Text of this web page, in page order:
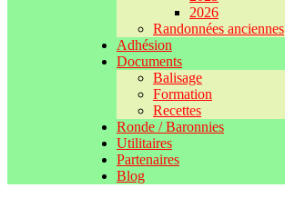
2026
Randonnées anciennes
Adhésion
Documents
Balisage
Formation
Recettes
Ronde / Baronnies
Utilitaires
Partenaires
Blog